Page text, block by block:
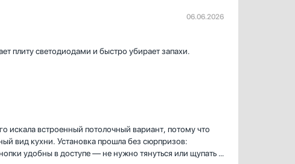
06.06.2026
плиту светодиодами и быстро убирает запахи.
встроенный потолочный вариант, потому что
вид кухни. Установка прошла без сюрпризов:
удобны в доступе — не нужно тянуться или щупать в